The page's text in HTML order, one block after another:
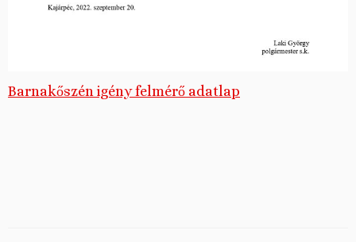
Barnakőszén igény felmérő adatlap